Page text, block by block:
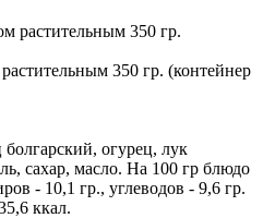
350 гр. (контейнер
огурец, лук
сахар, масло. На 100 гр блюдо
- 10,1 гр., углеводов - 9,6 гр.
ккал.